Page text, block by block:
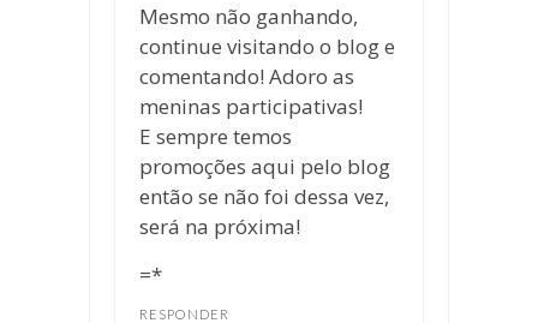
Mesmo não ganhando,
continue visitando o blog e
comentando! Adoro as
meninas participativas!
E sempre temos
promoções aqui pelo blog
então se não foi dessa vez,
será na próxima!
=*
RESPONDER